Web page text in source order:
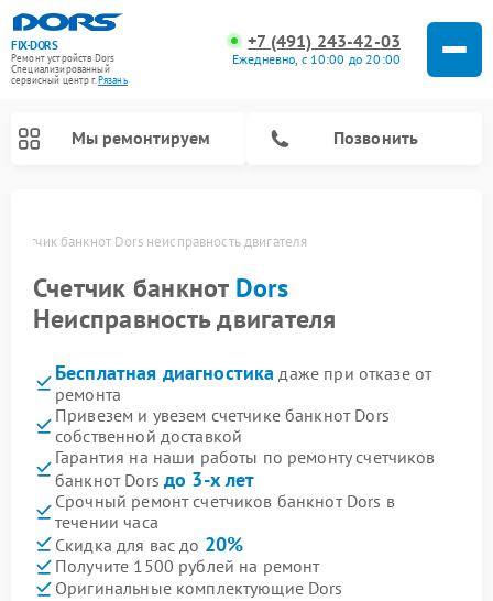
FIX-DORS
Ремонт устройств Dors
Специализированный
cервисный центр г.Рязань
+7 (491) 243-42-03
Ежедневно, с 10:00 до 20:00
Мы ремонтируем Позвонить
Счетчик банкнот Dors неисправность двигателя
Счетчик банкнот Dors
Неисправность двигателя
Бесплатная диагностика даже при отказе от
ремонта
Привезем и увезем счетчике банкнот Dors
собственной доставкой
Гарантия на наши работы по ремонту счетчиков
банкнот Dors до 3-х лет
Срочный ремонт счетчиков банкнот Dors в
течении часа
Скидка для вас до 20%
Получите 1500 рублей на ремонт
Оригинальные комплектующие Dors